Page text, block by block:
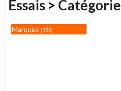
Essais > Catégorie
Marques 155